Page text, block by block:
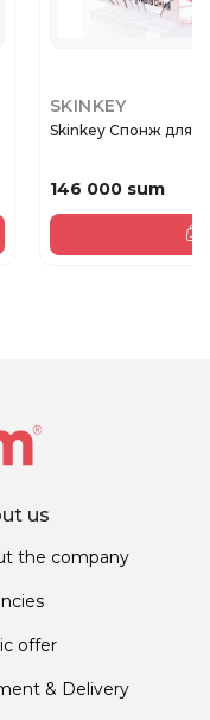
SKINKEY
Skinkey Спонж для
146 000 sum
us
the company
offer
& Delivery